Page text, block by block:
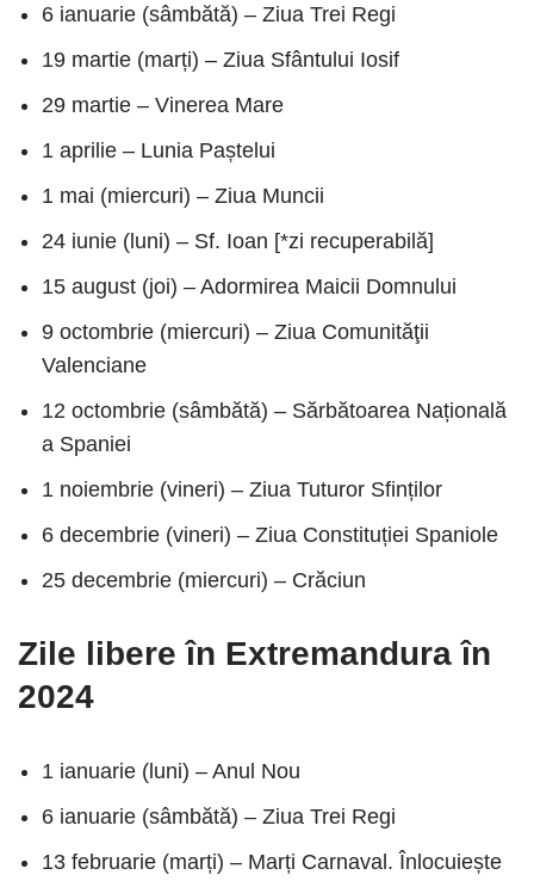
6 ianuarie (sâmbătă) – Ziua Trei Regi
19 martie (marți) – Ziua Sfântului Iosif
29 martie – Vinerea Mare
1 aprilie – Lunia Paștelui
1 mai (miercuri) – Ziua Muncii
24 iunie (luni) – Sf. Ioan [*zi recuperabilă]
15 august (joi) – Adormirea Maicii Domnului
9 octombrie (miercuri) – Ziua Comunităţii
Valenciane
12 octombrie (sâmbătă) – Sărbătoarea Națională
a Spaniei
1 noiembrie (vineri) – Ziua Tuturor Sfinților
6 decembrie (vineri) – Ziua Constituției Spaniole
25 decembrie (miercuri) – Crăciun
Zile libere în Extremandura în
2024
1 ianuarie (luni) – Anul Nou
6 ianuarie (sâmbătă) – Ziua Trei Regi
13 februarie (marți) – Marți Carnaval. Înlocuiește